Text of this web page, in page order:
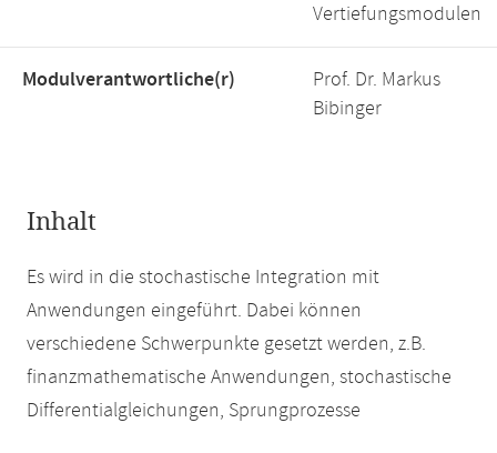
Vertiefungsmodulen
Modulverantwortliche(r)
Prof. Dr. Markus
Bibinger
Inhalt
Es wird in die stochastische Integration mit
Anwendungen eingeführt. Dabei können
verschiedene Schwerpunkte gesetzt werden, z.B.
finanzmathematische Anwendungen, stochastische
Differentialgleichungen, Sprungprozesse